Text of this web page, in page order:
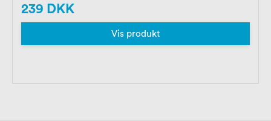
239 DKK
Vis produkt